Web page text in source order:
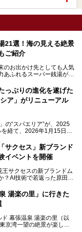
21選！海の見える絶景
ご紹介
のお出かけ先としても人気
ふれるスーパー銭湯がた
」「海が見える絶景で非日
兼ねなく1日過ごした
が揃っているため、その日
かるはずです。
夜まで滞在できる施設
ペースを備えた仕事もでき
施設にとどまらない進化を
絶景施設、コワーキング
た施設、子連れファミリー
おすすめの施設を紹介しま
っぷりの進化を遂げた
ア」がリニューアル
の“スパエリア”が、2025
経て、2026年1月15日
・サウナの魅力を、人気キ
にご紹介します。必見の
シア【PR】
サクセス」新ブランド
イベントを開催
サクセスの新ブランドム
AI技術で若返った原田泰
して、スパメッツァおおた
開催。花王サクセスの製品
レポート記事です。
湯楽の里」に行きた
幕張温泉 湯楽の里（以
京湾一望の絶景が楽しめ